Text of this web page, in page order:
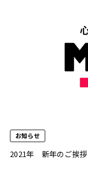
お知らせ
2021年 新年のご挨拶